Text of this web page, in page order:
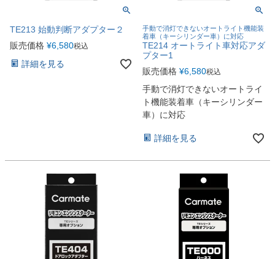
TE213 始動判断アダプター２
販売価格 ¥6,580税込
詳細を見る
手動で消灯できないオートライト機能装
着車（キーシリンダー車）に対応
TE214 オートライト車対応アダ
プター1
販売価格 ¥6,580税込
手動で消灯できないオートライ
ト機能装着車（キーシリンダー
車）に対応
詳細を見る